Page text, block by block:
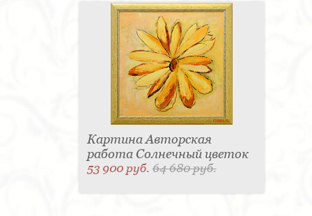
Картина Авторская
работа Солнечный цветок
53 900 руб.64 680 руб.